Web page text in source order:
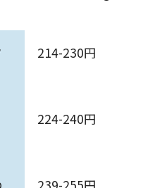
214-230円
224-240円